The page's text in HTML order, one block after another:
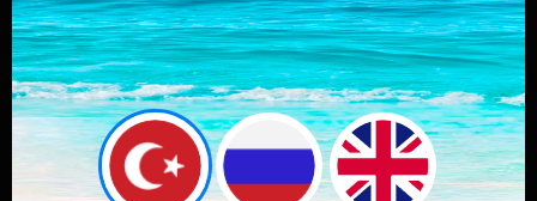
Скачай мобильное
приложение
любимого города